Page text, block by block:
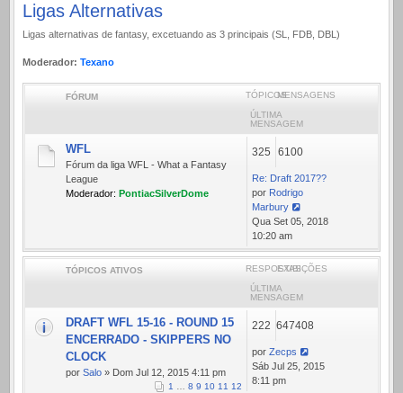
Ligas Alternativas
Ligas alternativas de fantasy, excetuando as 3 principais (SL, FDB, DBL)
Moderador: Texano
FÓRUM TÓPICOSMENSAGENS
ÚLTIMA
MENSAGEM
WFL
Fórum da liga WFL - What a Fantasy
League
Moderador: PontiacSilverDome
325 6100
Re: Draft 2017??
por Rodrigo
Marbury
Ver
última
mensagem
Qua Set 05, 2018
10:20 am
TÓPICOS ATIVOS RESPOSTASEXIBIÇÕES
ÚLTIMA
MENSAGEM
DRAFT WFL 15-16 - ROUND 15
ENCERRADO - SKIPPERS NO
CLOCK
por Salo » Dom Jul 12, 2015 4:11 pm
1 8 9 10 11 12
222 647408
por Zecps
Sáb Jul 25, 2015
8:11 pm